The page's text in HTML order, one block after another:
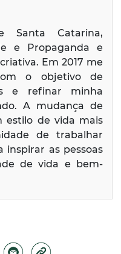
Santa Catarina,
e Propaganda e
Em 2017 me
o objetivo de
e refinar minha
A mudança de
estilo de vida mais
de trabalhar
inspirar as pessoas
de vida e bem-